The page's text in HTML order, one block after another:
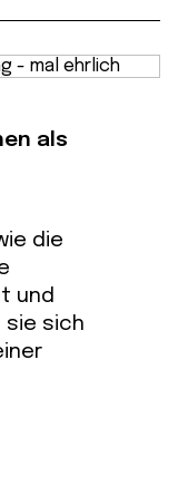
als
die
und
sie sich